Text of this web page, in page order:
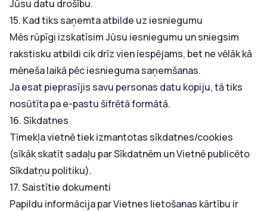
Jūsu datu drošību.
15. Kad tiks saņemta atbilde uz iesniegumu
Mēs rūpīgi izskatīsim Jūsu iesniegumu un sniegsim
rakstisku atbildi cik drīz vien iespējams, bet ne vēlāk kā
mēneša laikā pēc iesnieguma saņemšanas.
Ja esat pieprasījis savu personas datu kopiju, tā tiks
nosūtīta pa e-pastu šifrētā formātā.
16. Sīkdatnes
Tīmekļa vietnē tiek izmantotas sīkdatnes/cookies
(sīkāk skatīt sadaļu parSīkdatnēm un Vietnē publicēto
Sīkdatņu politiku).
17. Saistītie dokumenti
Papildu informācija par Vietnes lietošanas kārtību ir